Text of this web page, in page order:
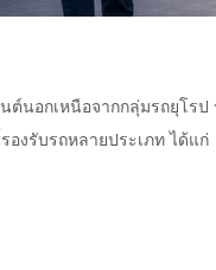
นอกเหนือจากกลุ่มรถยุโร
องรับรถหลายประเภท ได้แก่